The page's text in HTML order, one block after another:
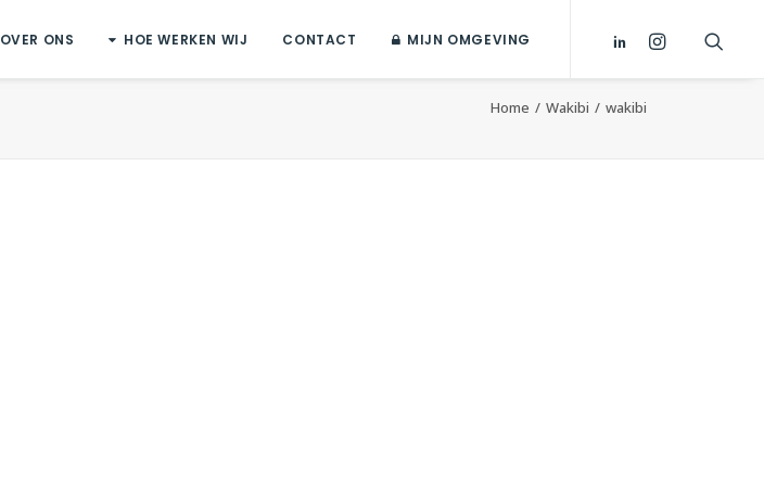
OVER ONS HOE WERKEN WIJ CONTACT MIJN OMGEVING
Home Wakibi wakibi